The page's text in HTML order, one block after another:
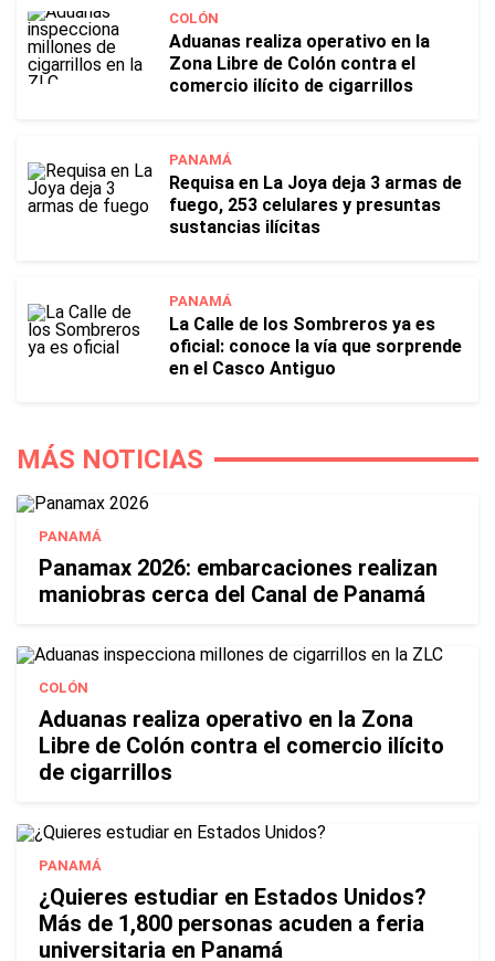
COLÓN
Aduanas realiza operativo en la
Zona Libre de Colón contra el
comercio ilícito de cigarrillos
PANAMÁ
Requisa en La Joya deja 3 armas de
fuego, 253 celulares y presuntas
sustancias ilícitas
PANAMÁ
La Calle de los Sombreros ya es
oficial: conoce la vía que sorprende
en el Casco Antiguo
MÁS NOTICIAS
PANAMÁ
Panamax 2026: embarcaciones realizan
maniobras cerca del Canal de Panamá
COLÓN
Aduanas realiza operativo en la Zona
Libre de Colón contra el comercio ilícito
de cigarrillos
PANAMÁ
¿Quieres estudiar en Estados Unidos?
Más de 1,800 personas acuden a feria
universitaria en Panamá